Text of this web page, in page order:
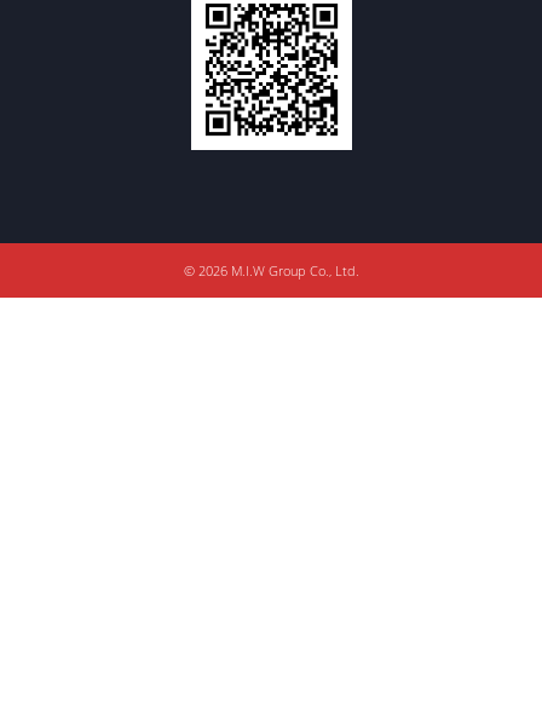
© 2026 M.I.W Group Co., Ltd.